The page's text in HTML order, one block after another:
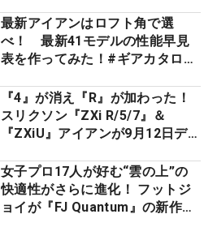
ー』 #女子プロセッティング
最新アイアンはロフト角で選
べ！ 最新41モデルの性能早見
表を作ってみた！#ギアカタログ
『4』が消え『R』が加わった！
スリクソン『ZXi R/5/7』＆
『ZXiU』アイアンが9月12日デ
女子プロ17人が好む“雲の上”の
快適性がさらに進化！ フットジ
ョイが『FJ Quantum』の新作を